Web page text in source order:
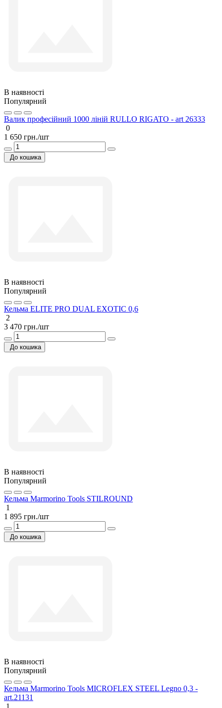
В наявності
Популярний
Валик професійний 1000 ліній RULLO RIGATO - art 26333
0
1 650 грн./шт
До кошика
В наявності
Популярний
Кельма ELITE PRO DUAL EXOTIC 0,6
2
3 470 грн./шт
До кошика
В наявності
Популярний
Кельма Marmorino Tools STILROUND
1
1 895 грн./шт
До кошика
В наявності
Популярний
Кельма Marmorino Tools MICROFLEX STEEL Legno 0,3 -
art.21131
1